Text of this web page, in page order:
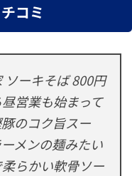
コミ
ーキそば 800円
営業も始まって
のコク旨スー
メンの麺みたい
らかい軟骨ソー